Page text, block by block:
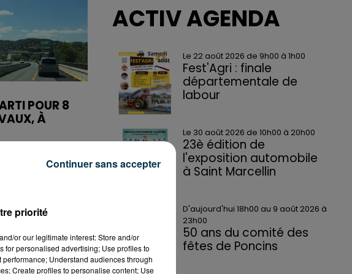
POUR 8
À
ACTIV AGENDA
Le 22 août 2026 de 9h00 à 1h00
Fest'Agri : finale
départementale de
labour
Le 30 août 2026 de 10h00 à 20h00
23è édition de
l'exposition automobile
à Saint Marcellin
D'aujourd'hui 18h00 au 9 août 2026 à
23h00
50 ans du comité des
fêtes de Poncins
priorité
or our legitimate interest: Store and/or
for personalised advertising; Use profiles to
Understand audiences through
Create profiles to personalise content; Use
Continuer sans accepter